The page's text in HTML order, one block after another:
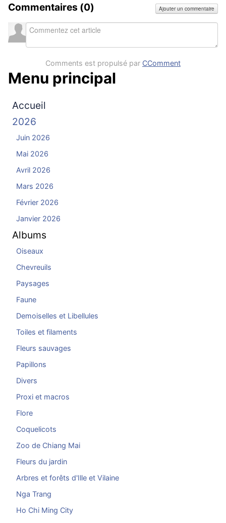
Commentaires (0) Ajouter un commentaire
Comments est propulsé par CComment
Menu principal
Accueil
2026
Juin 2026
Mai 2026
Avril 2026
Mars 2026
Février 2026
Janvier 2026
Albums
Oiseaux
Chevreuils
Paysages
Faune
Demoiselles et Libellules
Toiles et filaments
Fleurs sauvages
Papillons
Divers
Proxi et macros
Flore
Coquelicots
Zoo de Chiang Mai
Fleurs du jardin
Arbres et forêts d'Ille et Vilaine
Nga Trang
Ho Chi Ming City